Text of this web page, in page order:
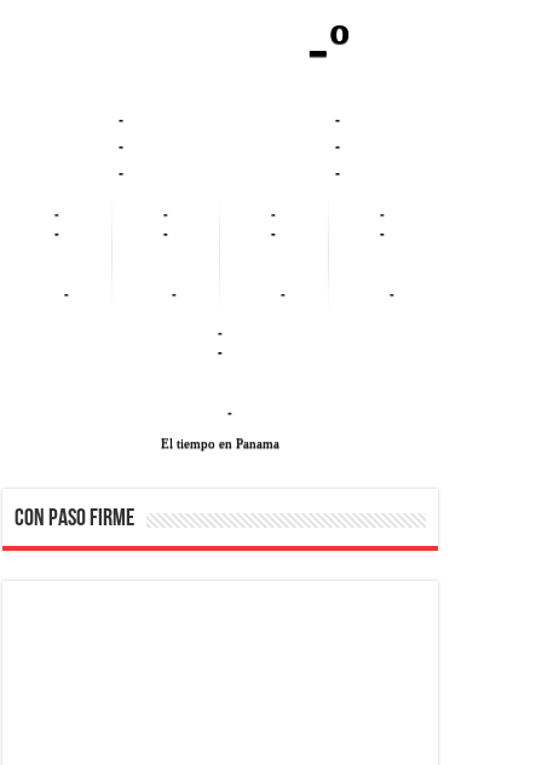
-º
-
-
-
-
-
-
-
-
-
-
-
-
-
-
-
-
-
-
-
-
-
El tiempo en Panama
CON PASO FIRME